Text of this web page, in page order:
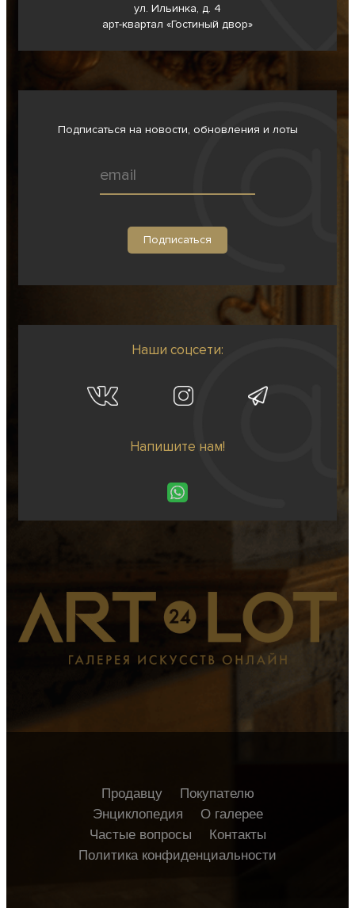
ул. Ильинка, д. 4
арт-квартал «Гостиный двор»
Подписаться на новости, обновления и лоты
Наши соцсети:
Напишите нам!
Продавцу
Покупателю
Энциклопедия
О галерее
Частые вопросы
Контакты
Политика конфиденциальности